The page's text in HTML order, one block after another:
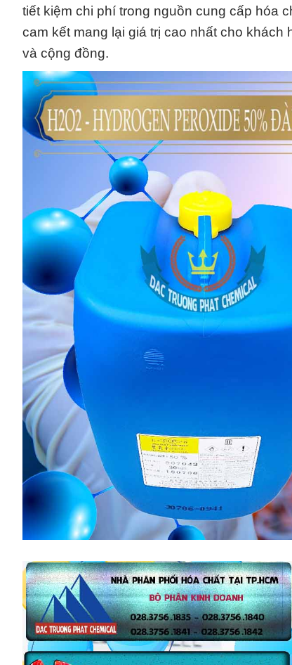
tiết kiệm chi phí trong nguồn cung cấp hóa
cam kết mang lại giá trị cao nhất cho
và cộng đồng.